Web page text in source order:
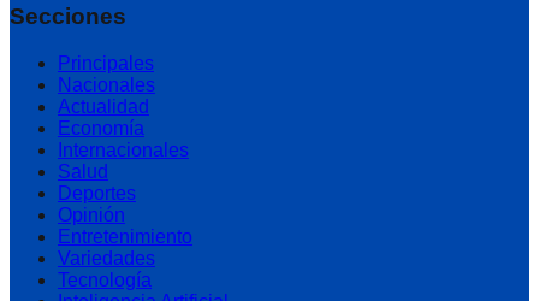
Secciones
Principales
Nacionales
Actualidad
Economía
Internacionales
Salud
Deportes
Opinión
Entretenimiento
Variedades
Tecnología